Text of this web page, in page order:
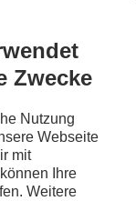
und